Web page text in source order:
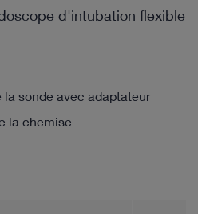
d'intubation flexible
sonde avec adaptateur
la chemise